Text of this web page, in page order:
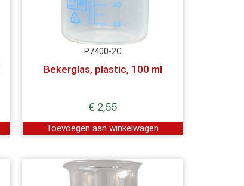
P7400-2C
Bekerglas, plastic, 100 ml
€ 2,55
Toevoegen aan winkelwagen